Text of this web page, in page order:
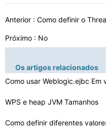
Anterior : Como definir o
Próximo : No
Os artigos relacionados
Como usar Weblogic.ejbc Em
WPS e heap JVM Tamanhos